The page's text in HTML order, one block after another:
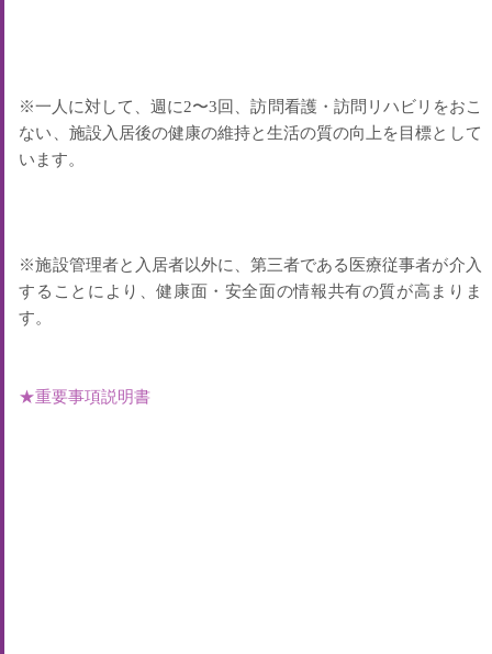
※一人に対して、週に2〜3回、訪問看護・訪問リハビリをおこ
ない、施設入居後の健康の維持と生活の質の向上を目標として
います。
※施設管理者と入居者以外に、第三者である医療従事者が介入
することにより、健康面・安全面の情報共有の質が高まりま
す。
★重要事項説明書